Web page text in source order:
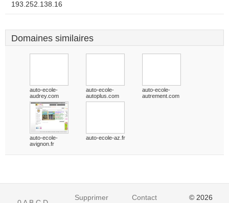
193.252.138.16
Domaines similaires
auto-ecole-
audrey.com
auto-ecole-
autoplus.com
auto-ecole-
autrement.com
auto-ecole-
avignon.fr
auto-ecole-az.fr
Supprimer Contact © 2026